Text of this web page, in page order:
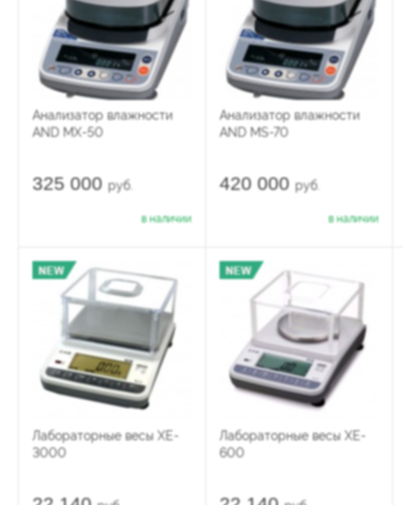
Анализатор влажности
AND MX-50
325 000 руб.
в наличии
Анализатор влажности
AND MS-70
420 000 руб.
в наличии
Лабораторные весы XE-
3000
Лабораторные весы XE-
600